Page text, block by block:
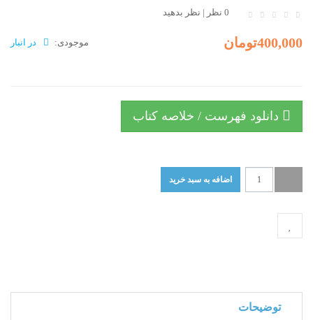
0 نظر | نظر بدهید
موجودی: در انبار 400,000تومان
دانلود فهرست / خلاصه کتاب
توضیحات